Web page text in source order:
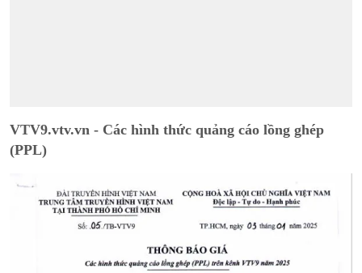
VTV9.vtv.vn - Các hình thức quảng cáo lồng ghép
(PPL)